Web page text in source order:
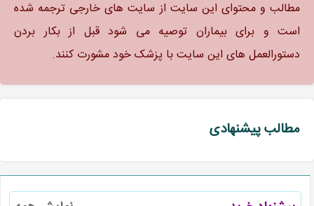
مطالب و محتوای این سایت از سایت های خارجی ترجمه شده
است و برای بیماران توصیه می شود قبل از بکار بردن
دستورالعمل های این سایت با پزشک خود مشورت کنند.
مطالب پیشنهادی